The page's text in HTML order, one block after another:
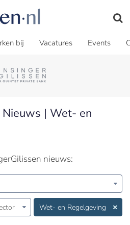
bij Vacatures Events
Nieuws | Wet- en
nieuws:
Wet- en Regelgeving